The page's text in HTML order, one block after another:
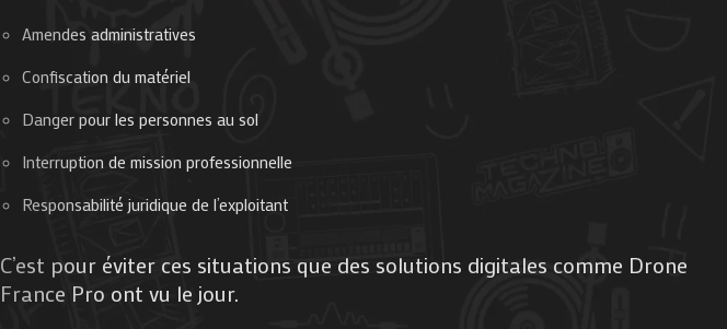
de
Nous
Contactez-
!
Amendes administratives
Confiscation du matériel
Danger pour les personnes au sol
Interruption de mission professionnelle
Responsabilité juridique de l’exploitant
C’est pour éviter ces situations que des solutions digitales comme Drone
France Pro ont vu le jour.